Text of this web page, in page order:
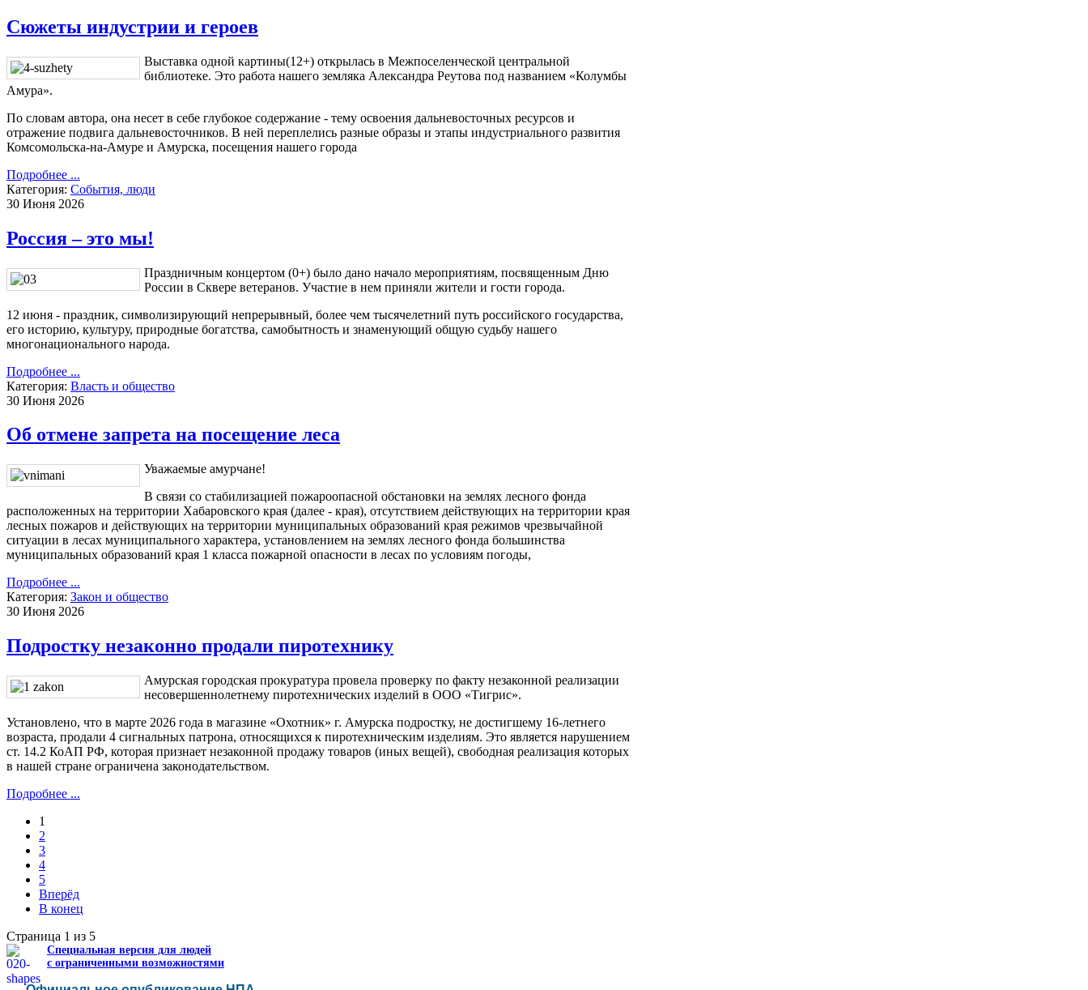
Сюжеты индустрии и героев
Выставка одной картины(12+) открылась в Межпоселенческой центральной
библиотеке. Это работа нашего земляка Александра Реутова под названием «Колумбы
Амура».
По словам автора, она несет в себе глубокое содержание - тему освоения дальневосточных ресурсов и
отражение подвига дальневосточников. В ней переплелись разные образы и этапы индустриального развития
Комсомольска-на-Амуре и Амурска, посещения нашего города
Подробнее ...
Категория: События, люди
30 Июня 2026
Россия – это мы!
Праздничным концертом (0+) было дано начало мероприятиям, посвященным Дню
России в Сквере ветеранов. Участие в нем приняли жители и гости города.
12 июня - праздник, символизирующий непрерывный, более чем тысячелетний путь российского государства,
его историю, культуру, природные богатства, самобытность и знаменующий общую судьбу нашего
многонационального народа.
Подробнее ...
Категория: Власть и общество
30 Июня 2026
Об отмене запрета на посещение леса
Уважаемые амурчане!
В связи со стабилизацией пожароопасной обстановки на землях лесного фонда
расположенных на территории Хабаровского края (далее - края), отсутствием действующих на территории края
лесных пожаров и действующих на территории муниципальных образований края режимов чрезвычайной
ситуации в лесах муниципального характера, установлением на землях лесного фонда большинства
муниципальных образований края 1 класса пожарной опасности в лесах по условиям погоды,
Подробнее ...
Категория: Закон и общество
30 Июня 2026
Подростку незаконно продали пиротехнику
Амурская городская прокуратура провела проверку по факту незаконной реализации
несовершеннолетнему пиротехнических изделий в ООО «Тигрис».
Установлено, что в марте 2026 года в магазине «Охотник» г. Амурска подростку, не достигшему 16-летнего
возраста, продали 4 сигнальных патрона, относящихся к пиротехническим изделиям. Это является нарушением
ст. 14.2 КоАП РФ, которая признает незаконной продажу товаров (иных вещей), свободная реализация которых
в нашей стране ограничена законодательством.
Подробнее ...
1
2
3
4
5
Вперёд
В конец
Страница 1 из 5
Специальная версия для людей
с ограниченными возможностями